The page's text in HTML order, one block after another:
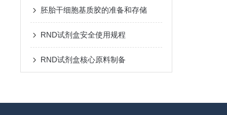
胚胎干细胞基质胶的准备和存储
RND试剂盒安全使用规程
RND试剂盒核心原料制备